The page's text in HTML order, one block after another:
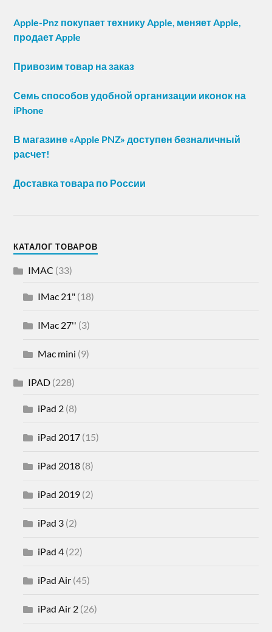
Apple-Pnz покупает технику Apple, меняет Apple,
продает Apple
Привозим товар на заказ
Семь способов удобной организации иконок на
iPhone
В магазине «Apple PNZ» доступен безналичный
расчет!
Доставка товара по России
КАТАЛОГ ТОВАРОВ
IMAC (33)
IMac 21" (18)
IMac 27'' (3)
Mac mini (9)
IPAD (228)
iPad 2 (8)
iPad 2017 (15)
iPad 2018 (8)
iPad 2019 (2)
iPad 3 (2)
iPad 4 (22)
iPad Air (45)
iPad Air 2 (26)